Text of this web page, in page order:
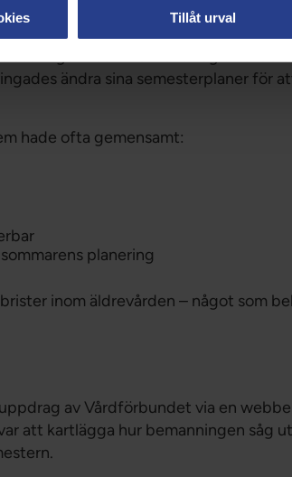
Tillåt urval
i sommar varit hög till
ändra sina semesterplaner för
hade ofta gemensamt:
planering
inom äldrevården – något som
av Vårdförbundet via en
att kartlägga hur bemanningen såg